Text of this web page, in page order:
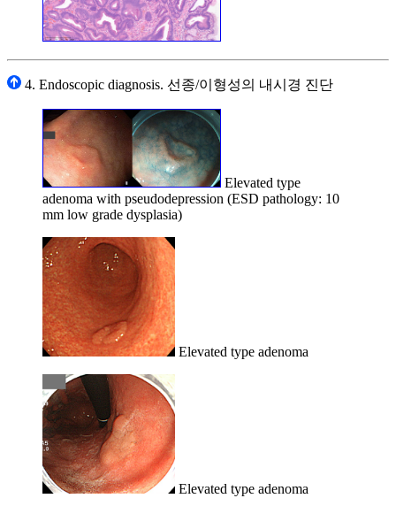
4. Endoscopic diagnosis. 선종/이형성의 내시경 진단
Elevated type
adenoma with pseudodepression (ESD pathology: 10
mm low grade dysplasia)
Elevated type adenoma
Elevated type adenoma